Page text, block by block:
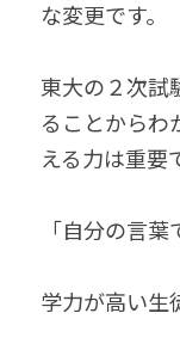
な変更です。
東大の２次試
ることからわ
える力は重要
「自分の言
学力が高い生